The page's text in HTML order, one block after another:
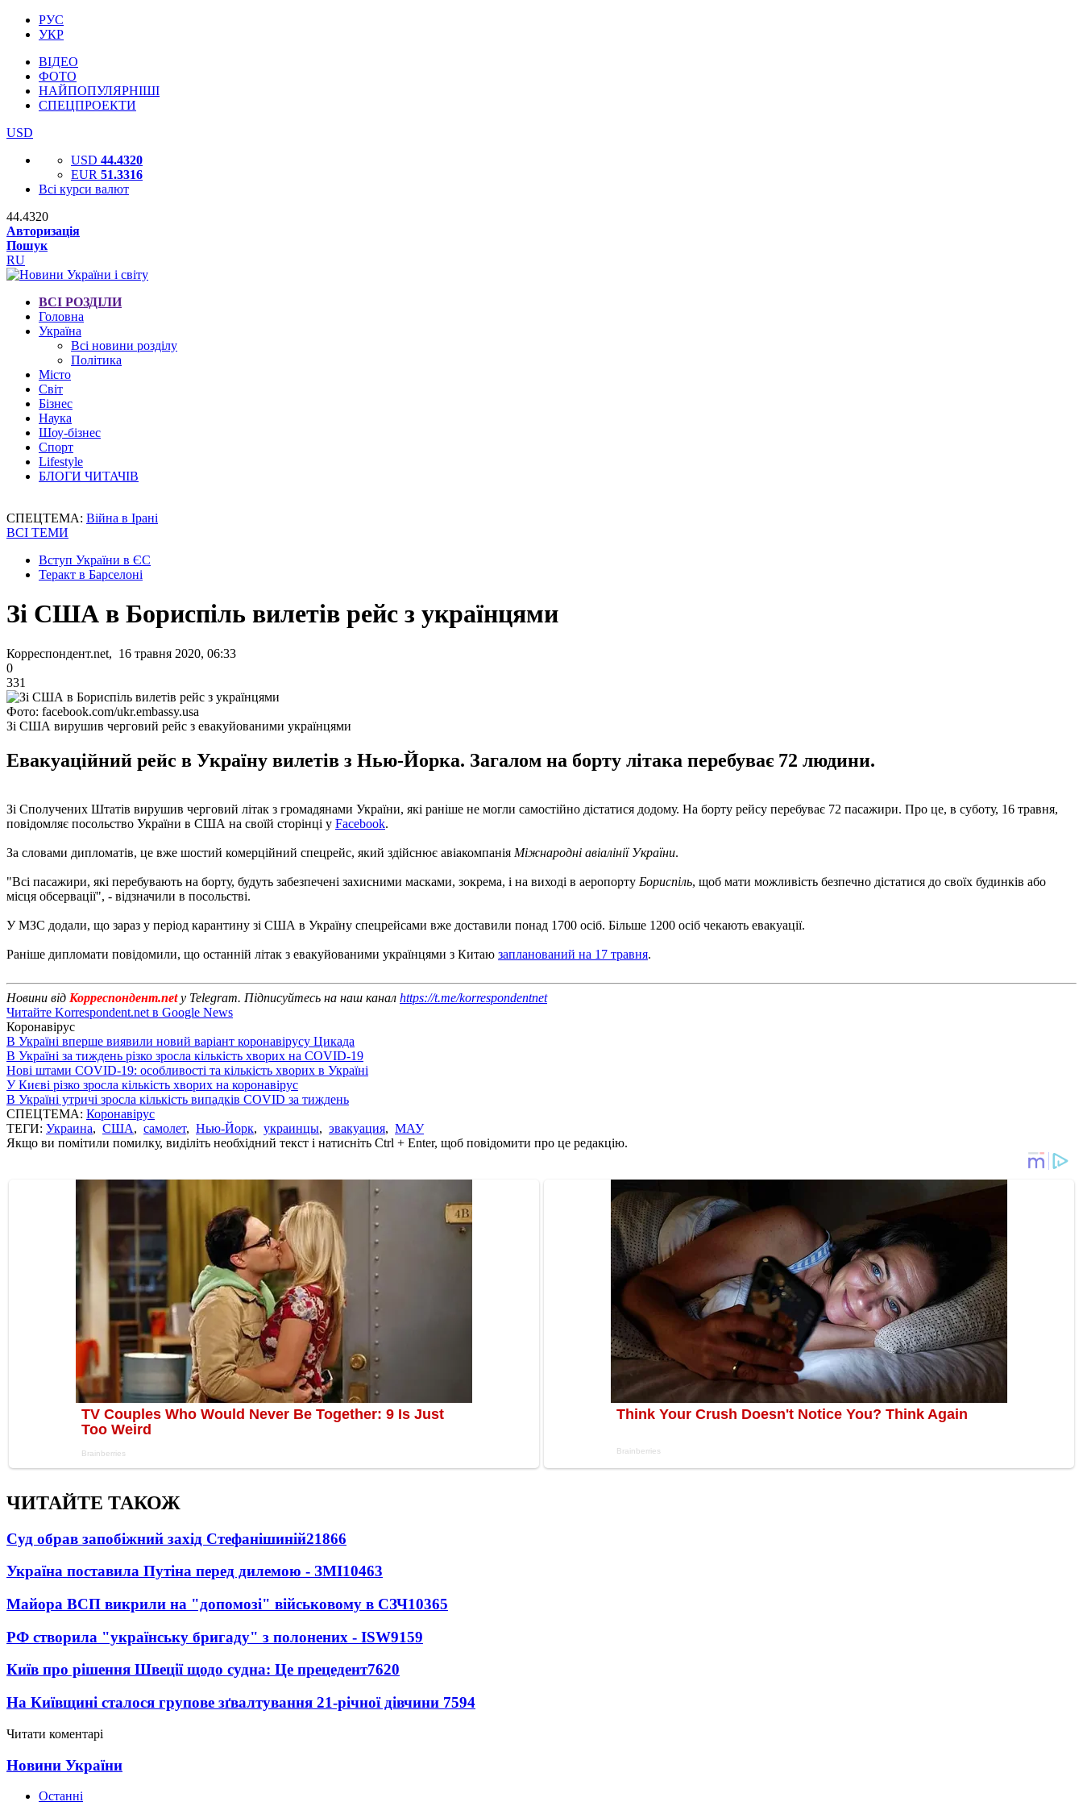
РУС
УКР
ВІДЕО
ФОТО
НАЙПОПУЛЯРНІШІ
СПЕЦПРОЕКТИ
USD
USD 44.4320
EUR 51.3316
Всі курси валют
44.4320
Авторизація
Пошук
RU
ВСІ РОЗДІЛИ
Головна
Україна
Всі новини розділу
Політика
Місто
Світ
Бізнес
Наука
Шоу-бізнес
Спорт
Lifestyle
БЛОГИ ЧИТАЧІВ
СПЕЦТЕМА: Війна в Ірані
ВСІ ТЕМИ
Вступ України в ЄС
Теракт в Барселоні
Зі США в Бориспіль вилетів рейс з українцями
Корреспондент.net, 16 травня 2020, 06:33
0
331
Фото: facebook.com/ukr.embassy.usa
Зі США вирушив черговий рейс з евакуйованими українцями
Евакуаційний рейс в Україну вилетів з Нью-Йорка. Загалом на борту літака перебуває 72 людини.
Зі Сполучених Штатів вирушив черговий літак з громадянами України, які раніше не могли самостійно дістатися додому. На борту рейсу перебуває 72 пасажири. Про це, в суботу, 16 травня,
повідомляє посольство України в США на своїй сторінці у Facebook.
За словами дипломатів, це вже шостий комерційний спецрейс, який здійснює авіакомпанія Міжнародні авіалінії України.
"Всі пасажири, які перебувають на борту, будуть забезпечені захисними масками, зокрема, і на виході в аеропорту Бориспіль, щоб мати можливість безпечно дістатися до своїх будинків або
місця обсервації", - відзначили в посольстві.
У МЗС додали, що зараз у період карантину зі США в Україну спецрейсами вже доставили понад 1700 осіб. Більше 1200 осіб чекають евакуації.
Раніше дипломати повідомили, що останній літак з евакуйованими українцями з Китаю запланований на 17 травня.
Новини від Корреспондент.netу Telegram. Підписуйтесь на наш канал https://t.me/korrespondentnet
Читайте Korrespondent.net в Google News
Коронавірус
В Україні вперше виявили новий варіант коронавірусу Цикада
В Україні за тиждень різко зросла кількість хворих на COVID-19
Нові штами COVID-19: особливості та кількість хворих в Україні
У Києві різко зросла кількість хворих на коронавірус
В Україні утричі зросла кількість випадків COVID за тиждень
СПЕЦТЕМА: Коронавірус
ТЕГИ: Украина, США, самолет, Нью-Йорк, украинцы, эвакуация, МАУ
Якщо ви помітили помилку, виділіть необхідний текст і натисніть Ctrl + Enter, щоб повідомити про це редакцію.
ЧИТАЙТЕ ТАКОЖ
Суд обрав запобіжний захід Стефанішиній21866
Україна поставила Путіна перед дилемою - ЗМІ10463
Майора ВСП викрили на "допомозі" військовому в СЗЧ10365
РФ створила "українську бригаду" з полонених - ISW9159
Київ про рішення Швеції щодо судна: Це прецедент7620
На Київщині сталося групове зґвалтування 21-річної дівчини 7594
Читати коментарі
Новини України
Останні